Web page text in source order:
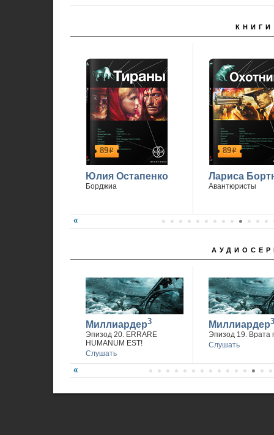
КНИГИ
89р
Юлия Остапенко
Борджиа
89р
Лариса
Авантюристы
Миллиардер3
Эпизод 20. ERRARE
HUMANUM EST!
Слушать
Миллиардер3
Эпизод 19. Врата
Слушать